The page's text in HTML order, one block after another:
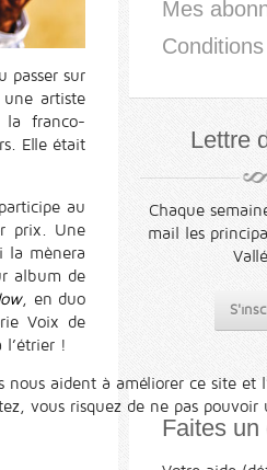
passer sur
une artiste
la franco-
Elle était
au
prix. Une
la mènera
album de
, en duo
Voix de
l’étrier !
Mes
Conditions
Lettre
Chaque
mail les
Faites un
aident à améliorer ce site et
vous risquez de ne pas